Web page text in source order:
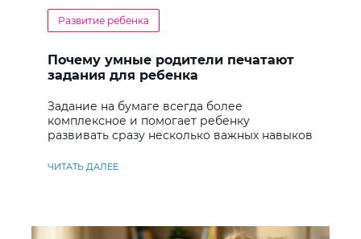
Развитие ребенка
Почему умные родители печатают
задания для ребенка
Задание на бумаге всегда более
комплексное и помогает ребенку
развивать сразу несколько важных навыков
ЧИТАТЬ ДАЛЕЕ